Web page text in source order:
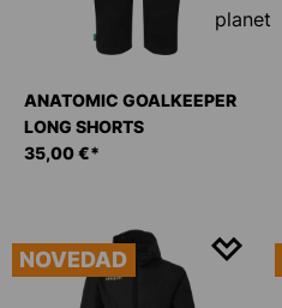
ANATOMIC GOALKEEPER
LONG SHORTS
35,00 €*
NOVEDAD